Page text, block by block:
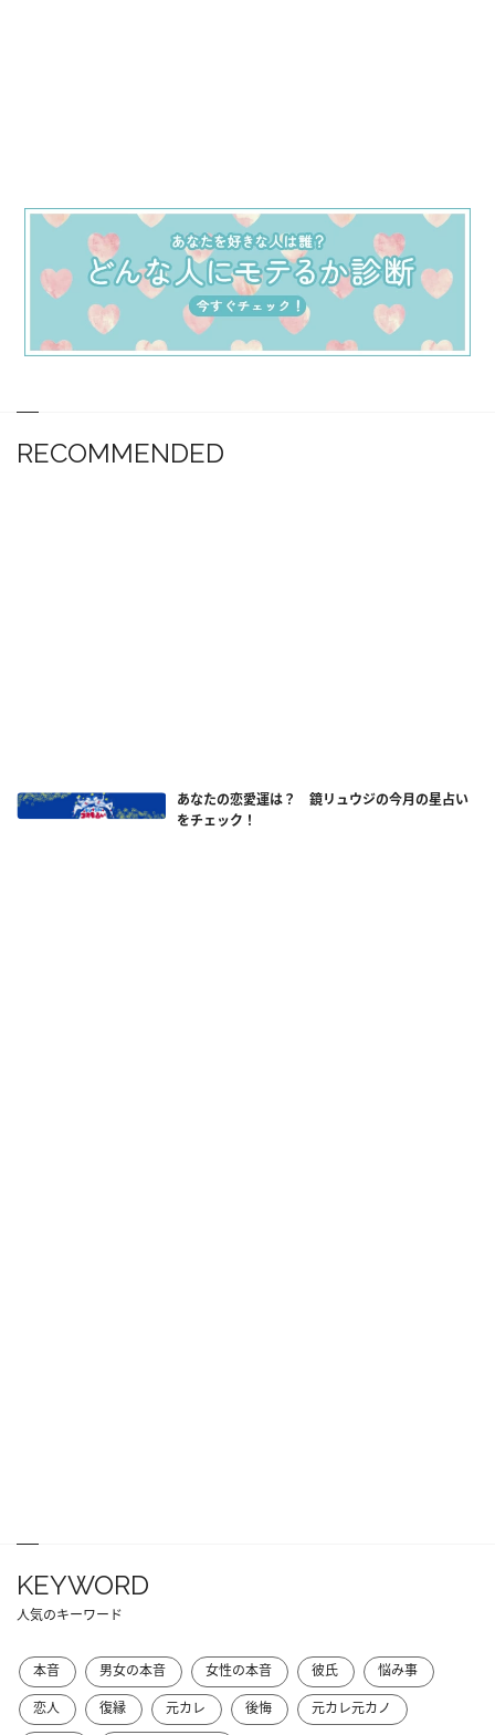
RECOMMENDED
あなたの恋愛運は？ 鏡リュウジの今月の星占い
をチェック！
KEYWORD
人気のキーワード
本音 男女の本音 女性の本音 彼氏
悩み事
恋人
復縁 元カレ 後悔
元カレ元カノ